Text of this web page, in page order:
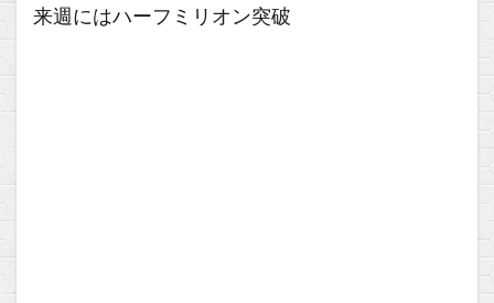
来週にはハーフミリオン突破